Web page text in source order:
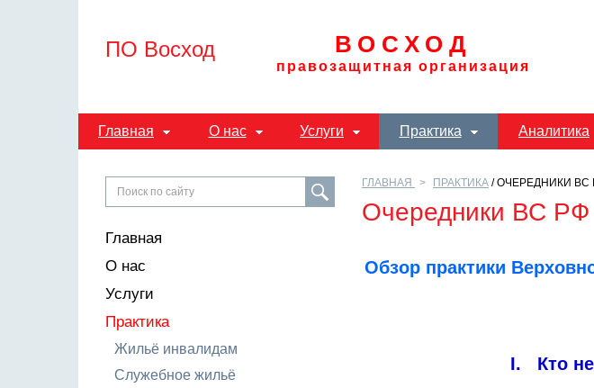
ПО Восход ВОСХОД
правозащитная организация
Главная О нас Услуги Практика Аналитика
Главная
О нас
Услуги
Практика
Жильё инвалидам
Служебное жильё
ГЛАВНАЯ ПРАКТИКА / ОЧЕРЕДНИКИ ВС
Очередники ВС РФ
Обзор практики
I. Кто не